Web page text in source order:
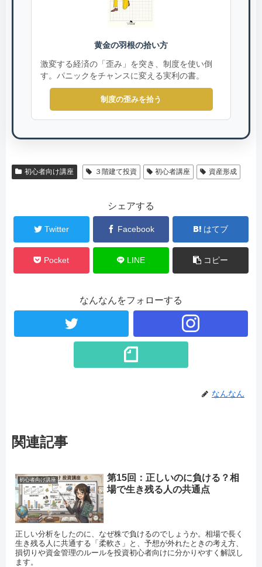
黄金の羽根の拾い方
激変する経済の「歪み」を突き、制度を使い倒
す。パニックをチャンスに変える実利の書。
制度の歪みを拾う
初心者向け講座 ３階建て投資 初心者講座 資産形成
シェアする
Twitter Facebook はてブ
Pocket LINE コピー
なんなんをフォローする
なんなん
関連記事
初心者向け講座
第15回：正しいのに負ける？相
場で生き残る人の共通点
正しい分析をしたのに、なぜ株で負けるのでしょうか。相場で長く
生き残る人に共通する「柔軟さ」と、予想が外れたときの考え方、
損切りや資金管理のルールを投資初心者向けに分かりやすく解説し
ます。